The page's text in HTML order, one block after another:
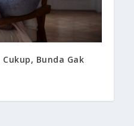
Cukup, Bunda Gak